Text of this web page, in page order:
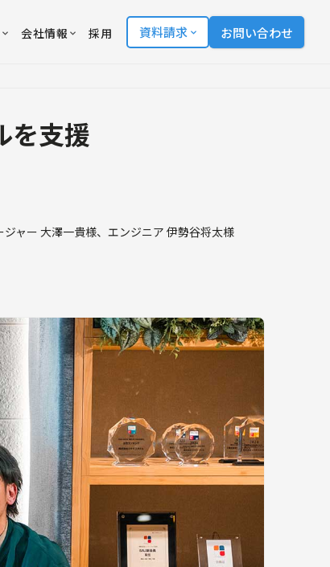
会社情報 採用 資料請求 お問い合わせ
を支援
ャー 大澤一貴様、エンジニア 伊勢谷将太様